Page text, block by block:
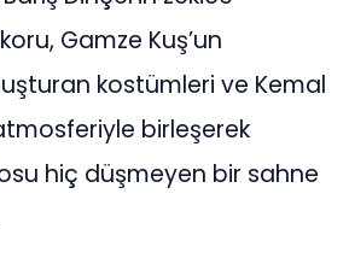
Gamze Kuş’un
kostümleri ve Kemal
atmosferiyle birleşerek
hiç düşmeyen bir sahne